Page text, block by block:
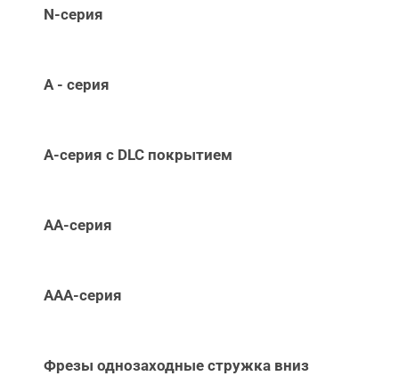
N-серия
А - серия
А-серия c DLC покрытием
АА-серия
ААА-серия
Фрезы однозаходные стружка вниз